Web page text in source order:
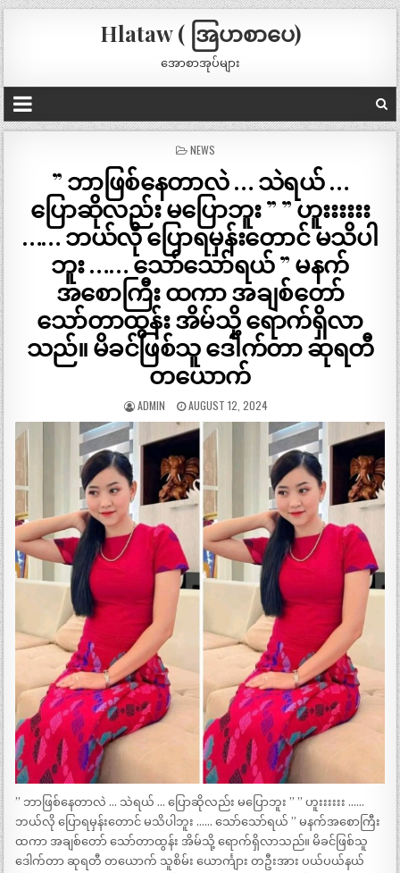
Hlataw ( အြပာစာပေ)
အောစာအုပ်များ
POSTED
NEWS
” ဘာဖြစ်နေတာလဲ … သဲရယ် …
ပြောဆိုလည်း မပြောဘူး ” ” ဟူးးးးးး
…… ဘယ်လို ပြောရမှန်းတောင် မသိပါ
ဘူး …… သော်သော်ရယ် ” မနက်
အစောကြီး ထကာ အချစ်တော်
သော်တာထွန်း အိမ်သို့ ရောက်ရှိလာ
သည်။ မိခင်ဖြစ်သူ ဒေါက်တာ ဆုရတီ
တယောက်
ADMIN AUGUST 12, 2024
” ဘာဖြစ်နေတာလဲ … သဲရယ် … ပြောဆိုလည်း မပြောဘူး ” ” ဟူးးးးးး ……
ဘယ်လို ပြောရမှန်းတောင် မသိပါဘူး …… သော်သော်ရယ် ” မနက်အစောကြီး
ထကာ အချစ်တော် သော်တာထွန်း အိမ်သို့ ရောက်ရှိလာသည်။ မိခင်ဖြစ်သူ
ဒေါက်တာ ဆုရတီ တယောက် သူစိမ်း ယောင်္ကျား တဦးအား ပယ်ပယ်နယ်